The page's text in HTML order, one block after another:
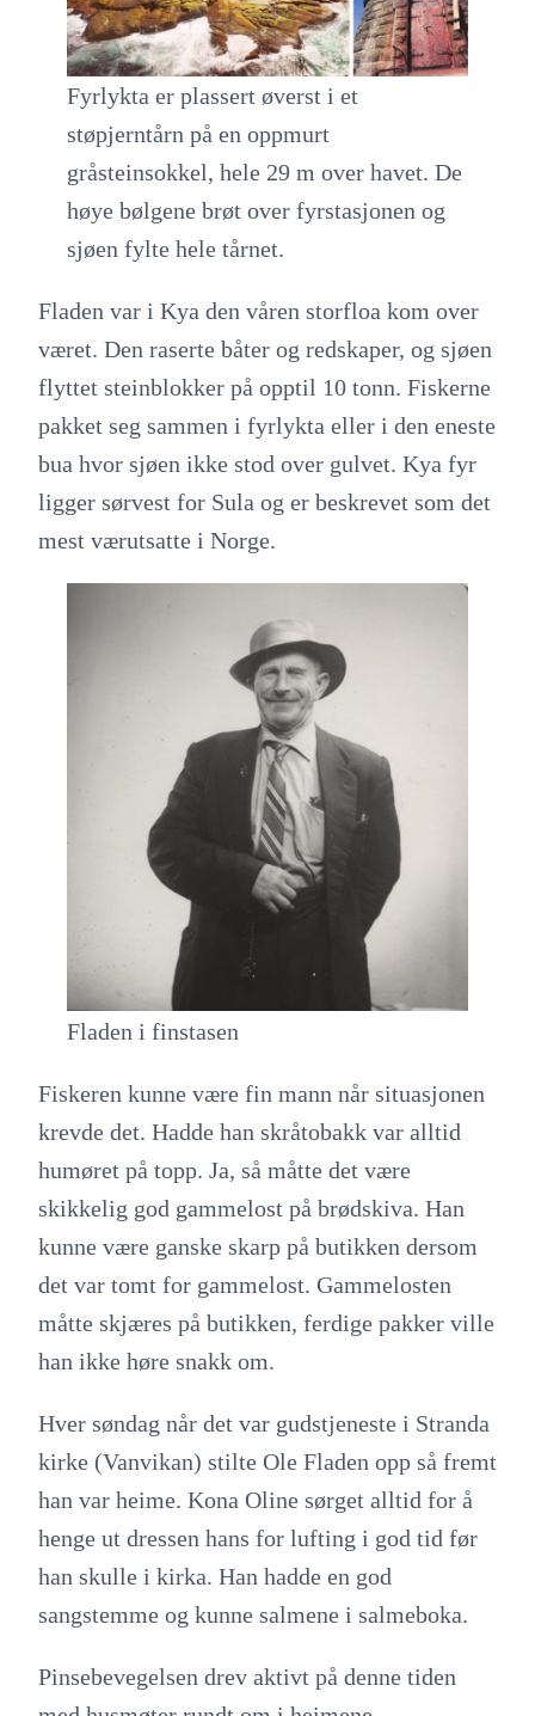
Fyrlykta er plassert øverst i et
støpjerntårn på en oppmurt
gråsteinsokkel, hele 29 m over havet. De
høye bølgene brøt over fyrstasjonen og
sjøen fylte hele tårnet.
Fladen var i Kya den våren storfloa kom over
været. Den raserte båter og redskaper, og sjøen
flyttet steinblokker på opptil 10 tonn. Fiskerne
pakket seg sammen i fyrlykta eller i den eneste
bua hvor sjøen ikke stod over gulvet. Kya fyr
ligger sørvest for Sula og er beskrevet som det
mest værutsatte i Norge.
Fladen i finstasen
Fiskeren kunne være fin mann når situasjonen
krevde det. Hadde han skråtobakk var alltid
humøret på topp. Ja, så måtte det være
skikkelig god gammelost på brødskiva. Han
kunne være ganske skarp på butikken dersom
det var tomt for gammelost. Gammelosten
måtte skjæres på butikken, ferdige pakker ville
han ikke høre snakk om.
Hver søndag når det var gudstjeneste i Stranda
kirke (Vanvikan) stilte Ole Fladen opp så fremt
han var heime. Kona Oline sørget alltid for å
henge ut dressen hans for lufting i god tid før
han skulle i kirka. Han hadde en god
sangstemme og kunne salmene i salmeboka.
Pinsebevegelsen drev aktivt på denne tiden